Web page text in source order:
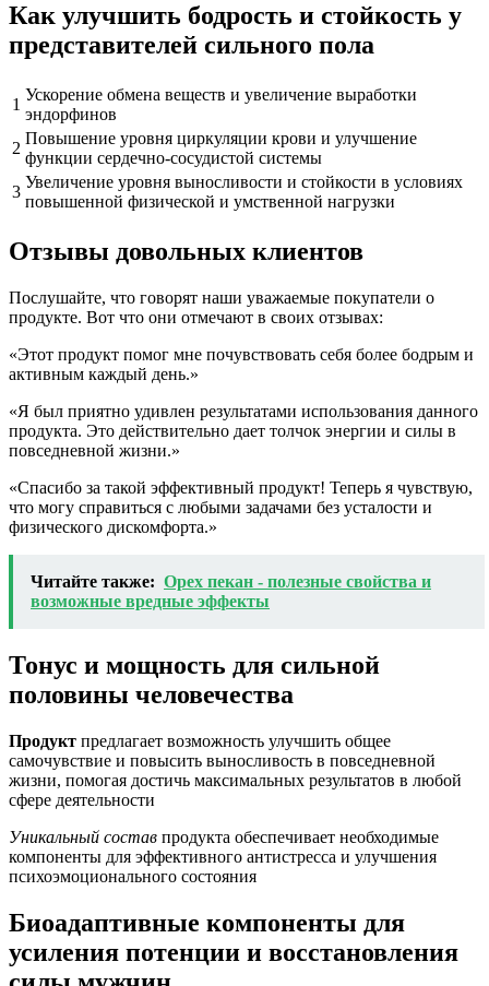
Как улучшить бодрость и стойкость у
представителей сильного пола
1
Ускорение обмена веществ и увеличение выработки
эндорфинов
2
Повышение уровня циркуляции крови и улучшение
функции сердечно-сосудистой системы
3
Увеличение уровня выносливости и стойкости в условиях
повышенной физической и умственной нагрузки
Отзывы довольных клиентов
Послушайте, что говорят наши уважаемые покупатели о
продукте. Вот что они отмечают в своих отзывах:
«Этот продукт помог мне почувствовать себя более бодрым и
активным каждый день.»
«Я был приятно удивлен результатами использования данного
продукта. Это действительно дает толчок энергии и силы в
повседневной жизни.»
«Спасибо за такой эффективный продукт! Теперь я чувствую,
что могу справиться с любыми задачами без усталости и
физического дискомфорта.»
Читайте также: Орех пекан - полезные свойства и
возможные вредные эффекты
Тонус и мощность для сильной
половины человечества
Продукт предлагает возможность улучшить общее
самочувствие и повысить выносливость в повседневной
жизни, помогая достичь максимальных результатов в любой
сфере деятельности
Уникальный состав продукта обеспечивает необходимые
компоненты для эффективного антистресса и улучшения
психоэмоционального состояния
Биоадаптивные компоненты для
усиления потенции и восстановления